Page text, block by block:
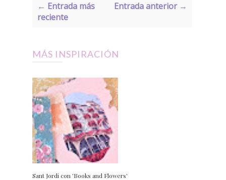
← Entrada más
reciente
Entrada anterior →
MÁS INSPIRACIÓN
Sant Jordi con 'Books and Flowers'